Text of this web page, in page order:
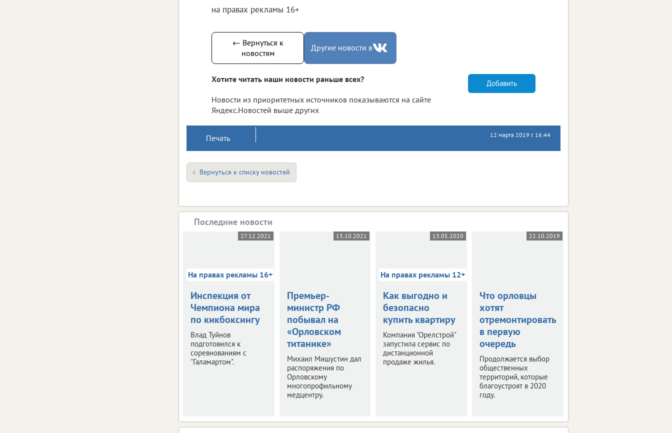
на правах рекламы 16+
← Вернуться к
новостям
Другие новости в
Хотите читать наши новости раньше всех?
Новости из приоритетных источников показываются на сайте
Яндекс.Новостей выше других
Добавить
Печать 12 марта 2019 г. 16:44
Вернуться к списку новостей
Последние новости
27.12.2021
На правах рекламы 16+
Инспекция от
Чемпиона мира
по кикбоксингу
Влад Туйнов
подготовился к
соревнованиям с
"Галамартом".
13.10.2021
Премьер-
министр РФ
побывал на
«Орловском
титанике»
Михаил Мишустин дал
распоряжения по
Орловскому
многопрофильному
медцентру.
13.05.2020
На правах рекламы 12+
Как выгодно и
безопасно
купить квартиру
Компания "Орелстрой"
запустила сервис по
дистанционной
продаже жилья.
22.10.2019
Что орловцы
хотят
отремонтировать
в первую
очередь
Продолжается выбор
общественных
территорий, которые
благоустроят в 2020
году.